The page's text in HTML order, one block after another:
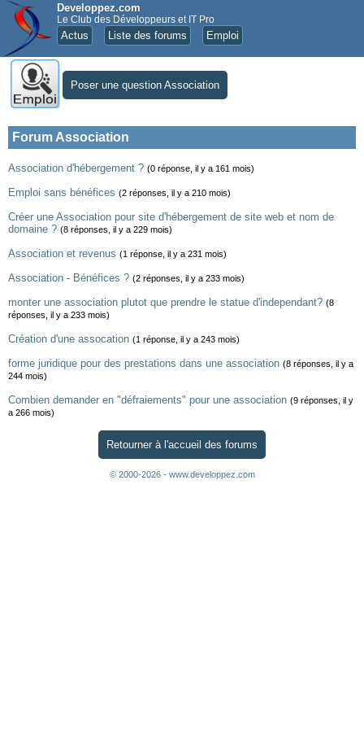
Developpez.com
Le Club des Développeurs et IT Pro
Actus Liste des forums Emploi
Poser une question Association
Forum Association
Association d'hébergement ? (0 réponse, il y a 161 mois)
Emploi sans bénéfices (2 réponses, il y a 210 mois)
Créer une Association pour site d'hébergement de site web et nom de
domaine ? (8 réponses, il y a 229 mois)
Association et revenus (1 réponse, il y a 231 mois)
Association - Bénéfices ? (2 réponses, il y a 233 mois)
monter une association plutot que prendre le statue d'independant? (8
réponses, il y a 233 mois)
Création d'une assocation (1 réponse, il y a 243 mois)
forme juridique pour des prestations dans une association (8 réponses, il y a
244 mois)
Combien demander en "défraiements" pour une association (9 réponses, il y
a 266 mois)
Retourner à l'accueil des forums
© 2000-2026 - www.developpez.com